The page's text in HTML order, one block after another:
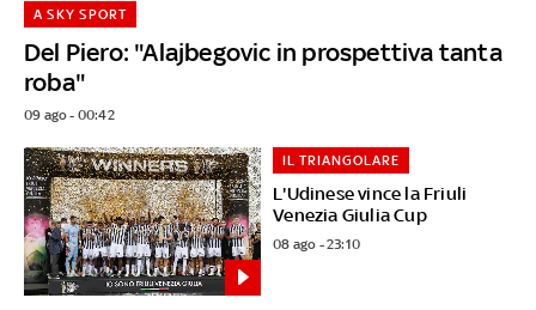
Del Piero: "Alajbegovic in prospettiva tanta
roba"
A SKY SPORT
09 ago - 00:42
L'Udinese vince la Friuli
Venezia Giulia Cup
IL TRIANGOLARE
08 ago - 23:10